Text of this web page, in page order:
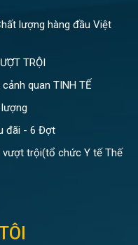
lượng hàng đầu Việt
TRỘI
quan TINH TẾ
đãi - 6 Đợt
vượt trội(tổ chức Y tế Thế